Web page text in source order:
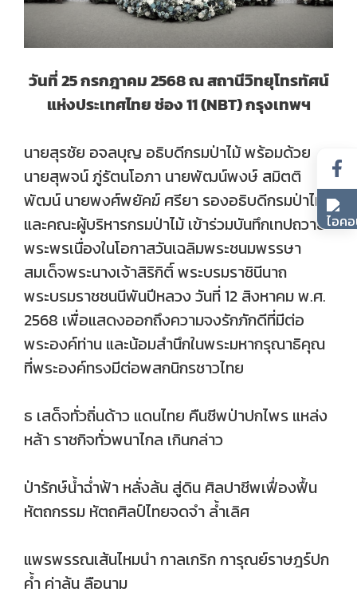
วันที่ 25 กรกฎาคม 2568 ณ สถานีวิทยุโทรทัศน์
แห่งประเทศไทย ช่อง 11 (NBT) กรุงเทพฯ
นายสุรชัย อจลบุญ อธิบดีกรมป่าไม้ พร้อมด้วย
นายสุพจน์ ภู่รัตนโอภา นายพัฒน์พงษ์ สมิตติ
พัฒน์ นายพงศ์พยัคฆ์ ศรียา รองอธิบดีกรมป่าไม้
และคณะผู้บริหารกรมป่าไม้ เข้าร่วมบันทึกเทปถวาย
พระพรเนื่องในโอกาสวันเฉลิมพระชนมพรรษา
สมเด็จพระนางเจ้าสิริกิติ์ พระบรมราชินีนาถ
พระบรมราชชนนีพันปีหลวง วันที่ 12 สิงหาคม พ.ศ.
2568 เพื่อแสดงออกถึงความจงรักภักดีที่มีต่อ
พระองค์ท่าน และน้อมสำนึกในพระมหากรุณาธิคุณ
ที่พระองค์ทรงมีต่อพสกนิกรชาวไทย
ธ เสด็จทั่วถิ่นด้าว แดนไทย คืนชีพป่าปกไพร แหล่ง
หล้า ราชกิจทั่วพนาไกล เกินกล่าว
ป่ารักษ์น้ำฉ่ำฟ้า หลั่งล้น สู่ดิน ศิลปาชีพเฟื่องฟื้น
หัตถกรรม หัตถศิลป์ไทยจดจำ ล้ำเลิศ
แพรพรรณเส้นไหมนำ กาลเกริก การุณย์ราษฎร์ปก
ค้ำ ค่าล้น ลือนาม